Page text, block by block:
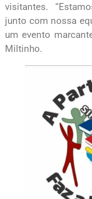
visitantes.
junto com nossa
um evento
Miltinho.